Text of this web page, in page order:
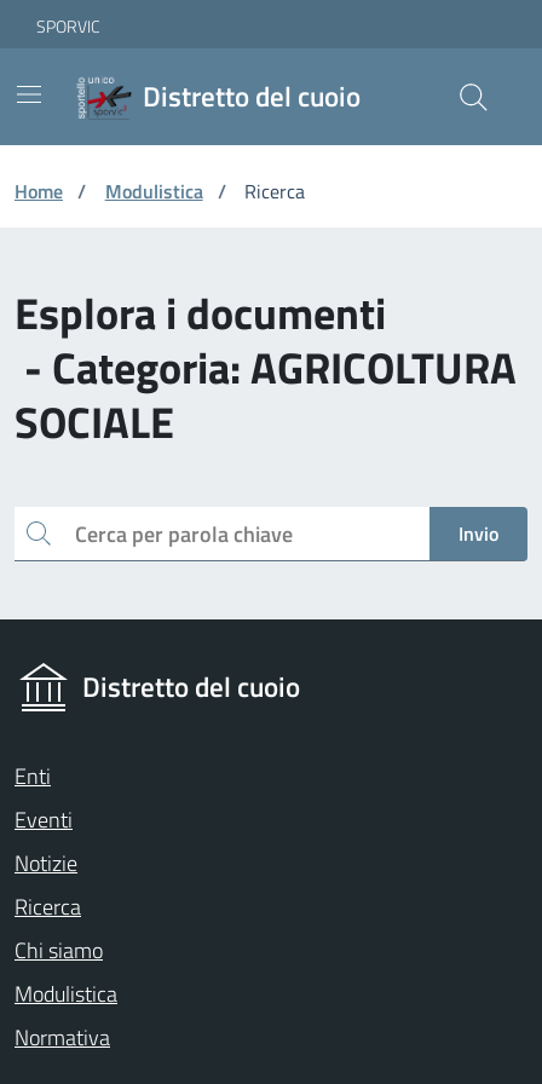
Skip to Main Content
Vai ai contenuti
Vai al footer
SPORVIC
Distretto del cuoio
Home / Modulistica / Ricerca
Esplora i documenti
- Categoria: AGRICOLTURA
SOCIALE
Cerca Invio
Distretto del cuoio
Enti
Eventi
Notizie
Ricerca
Chi siamo
Modulistica
Normativa